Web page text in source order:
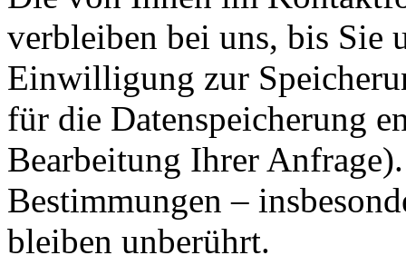
verbleiben bei uns, bis Sie
Einwilligung zur
für die Datenspeicherung
Bearbeitung Ihrer
Bestimmungen –
bleiben unberührt.